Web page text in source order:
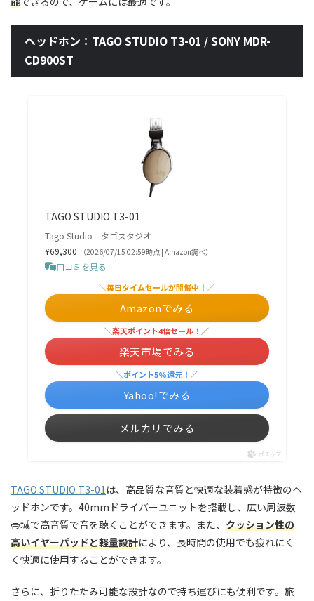
ヘッドホン：TAGO STUDIO T3-01 / SONY MDR-
CD900ST
TAGO STUDIO T3-01
Tago Studio｜タゴスタジオ
¥69,300
（2026/07/15 02:59時点 | Amazon調べ）
口コミを見る
＼毎日タイムセールが開催中！／
Amazonでみる
＼楽天ポイント4倍セール！／
楽天市場でみる
＼ポイント5%還元！／
Yahoo!でみる
メルカリでみる
ポチップ
TAGO STUDIO T3-01は、高品質な音質と快適な装着感が特徴のヘ
ッドホンです。40mmドライバーユニットを搭載し、広い周波数
帯域で高音質で音を聴くことができます。また、 クッション性の
高いイヤーパッドと軽量設計により、長時間の使用でも疲れにく
く快適に使用することができます。
さらに、折りたたみ可能な設計なので持ち運びにも便利です。旅